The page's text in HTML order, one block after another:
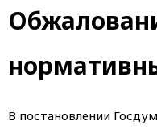
В постановлении